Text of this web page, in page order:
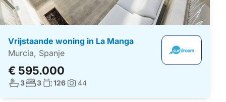
Vrijstaande woning in La Manga
Murcia, Spanje
€ 595.000
Aantal badkamers:
3Aantal slaapkamers:
3Woonoppervlakte:
126Foto's:
44